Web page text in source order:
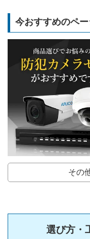
今おすすめのペ
その
選び方・